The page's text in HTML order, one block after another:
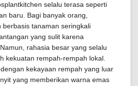
selalu terasa seperti
baru. Bagi banyak orang,
berbasis tanaman seringkali
yang sulit karena
rahasia besar yang selalu
kekuatan rempah-rempah lokal.
kekayaan rempah yang luar
yang memberikan warna emas